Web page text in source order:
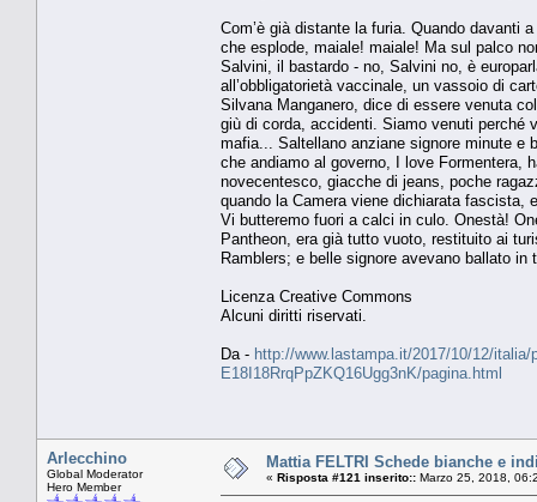
Com’è già distante la furia. Quando davanti
che esplode, maiale! maiale! Ma sul palco
Salvini, il bastardo - no, Salvini no, è
all’obbligatorietà vaccinale, un vassoio di
Silvana Manganero, dice di essere venuta
giù di corda, accidenti. Siamo venuti perché
mafia... Saltellano anziane signore minute e
che andiamo al governo, I love Formentera,
novecentesco, giacche di jeans, poche
quando la Camera viene dichiarata fascista,
Vi butteremo fuori a calci in culo. Onestà!
Pantheon, era già tutto vuoto, restituito ai
Ramblers; e belle signore avevano ballato
Licenza Creative Commons
Alcuni diritti riservati.
Da - http://www.lastampa.it/2017/10/12/
E18I18RrqPpZKQ16Ugg3nK/pagina.html
Arlecchino
Global Moderator
Hero Member
Mattia FELTRI Schede bianche e
« Risposta #121 inserito:: Marzo 25, 2018,